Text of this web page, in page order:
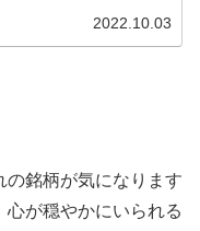
2022.10.03
銘柄が気になります
が穏やかにいられる